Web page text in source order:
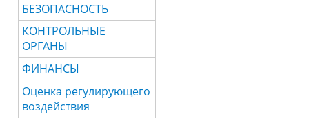
БЕЗОПАСНОСТЬ
КОНТРОЛЬНЫЕ
ОРГАНЫ
ФИНАНСЫ
Оценка регулирующего
воздействия